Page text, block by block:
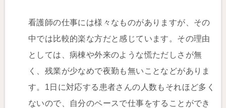
看護師の仕事には様々なものがありますが、その
中では比較的楽な方だと感じています。その理由
としては、病棟や外来のような慌ただしさが無
く、残業が少なめで夜勤も無いことなどがありま
す。1日に対応する患者さんの人数もそれほど多く
ないので、自分のペースで仕事をすることができ